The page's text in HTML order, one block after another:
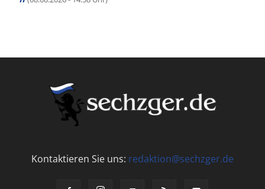
Kontaktieren Sie uns: redaktion@sechzger.de